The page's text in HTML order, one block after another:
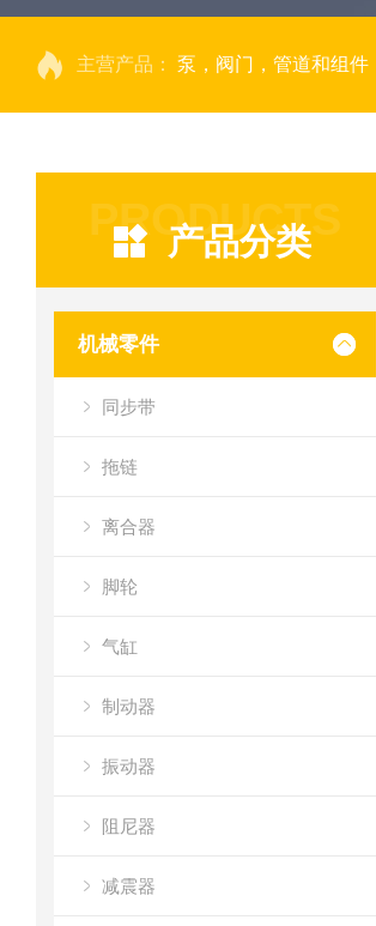
主营产品： 泵，阀门，管道和组
PRODUCTS
产品分类
机械零件
同步带
拖链
离合器
脚轮
气缸
制动器
振动器
阻尼器
减震器